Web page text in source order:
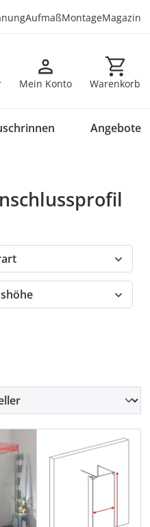
AufmaßMontageMagazin
Mein Konto Warenkorb
Warenkorb
Angebote